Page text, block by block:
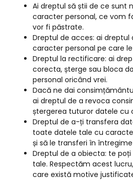
Ai dreptul să știi de ce sunt
caracter personal, ce vom
vor fi păstrate.
Dreptul de acces: ai
caracter personal pe care
Dreptul la rectificare: ai
corecta, șterge sau bloca
personal oricând vrei.
Dacă ne dai
ai dreptul de a revoca
ștergerea tuturor datele cu
Dreptul de a-ți transfera
toate datele tale cu
și să le transferi în
Dreptul de a obiecta: te
tale. Respectăm acest
care există motive